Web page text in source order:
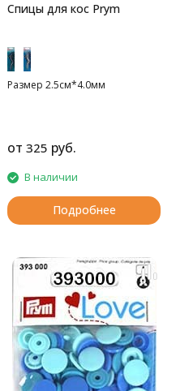
Спицы для кос Prym
Размер 2.5см*4.0мм
от 325 руб.
В наличии
Подробнее